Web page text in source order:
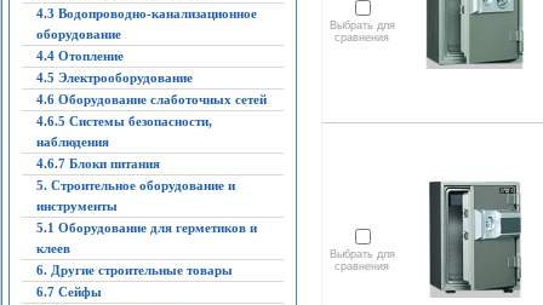
4.3 Водопроводно-канализационное
оборудование
4.4 Отопление
4.5 Электрооборудование
4.6 Оборудование слаботочных сетей
4.6.5 Системы безопасности,
наблюдения
4.6.7 Блоки питания
5. Строительное оборудование и
инструменты
5.1 Оборудование для герметиков и
клеев
6. Другие строительные товары
6.7 Сейфы
Выбрать для
сравнения
Выбрать для
сравнения